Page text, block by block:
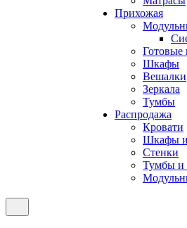
Прихожая
Готовые
Шкафы
Вешалки
Зеркала
Тумбы
Распродажа
Кровати
Шкафы и
Стенки
Тумбы и